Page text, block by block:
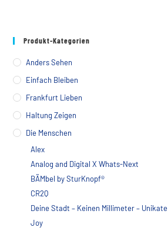
Produkt-Kategorien
Anders Sehen
Einfach Bleiben
Frankfurt Lieben
Haltung Zeigen
Die Menschen
Alex
Analog and Digital X Whats-Next
BÄMbel by SturKnopf®
CR2Q
Deine Stadt – Keinen Millimeter – Unikate
Joy